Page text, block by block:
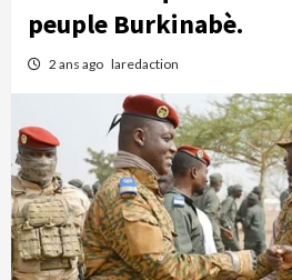
peuple Burkinabè.
2 ans ago laredaction